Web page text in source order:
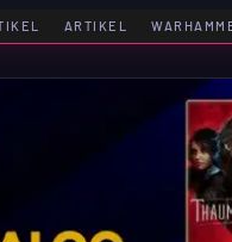
ARTIKEL